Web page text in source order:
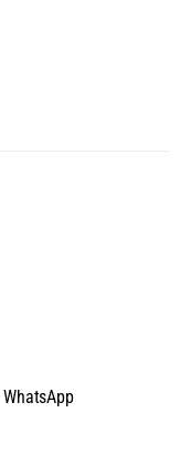
WhatsApp